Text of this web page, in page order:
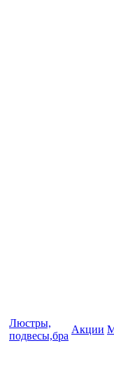
Люстры,
подвесы,бра
Акции